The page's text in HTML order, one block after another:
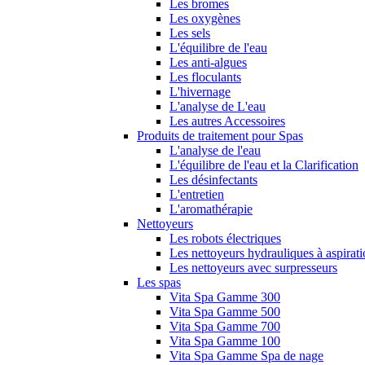
Les bromes
Les oxygènes
Les sels
L'équilibre de l'eau
Les anti-algues
Les floculants
L'hivernage
L'analyse de L'eau
Les autres Accessoires
Produits de traitement pour Spas
L'analyse de l'eau
L'équilibre de l'eau et la Clarification
Les désinfectants
L'entretien
L'aromathérapie
Nettoyeurs
Les robots électriques
Les nettoyeurs hydrauliques à
Les nettoyeurs avec surpresseurs
Les spas
Vita Spa Gamme 300
Vita Spa Gamme 500
Vita Spa Gamme 700
Vita Spa Gamme 100
Vita Spa Gamme Spa de nage